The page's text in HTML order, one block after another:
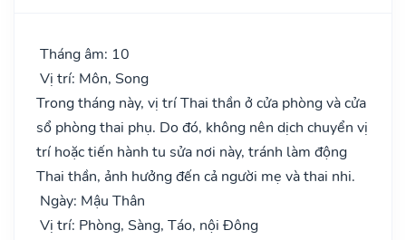
Tháng âm: 10
Vị trí: Môn, Song
Trong tháng này, vị trí Thai thần ở cửa phòng và cửa
sổ phòng thai phụ. Do đó, không nên dịch chuyển vị
trí hoặc tiến hành tu sửa nơi này, tránh làm động
Thai thần, ảnh hưởng đến cả người mẹ và thai nhi.
Ngày: Mậu Thân
Vị trí: Phòng, Sàng, Táo, nội Đông